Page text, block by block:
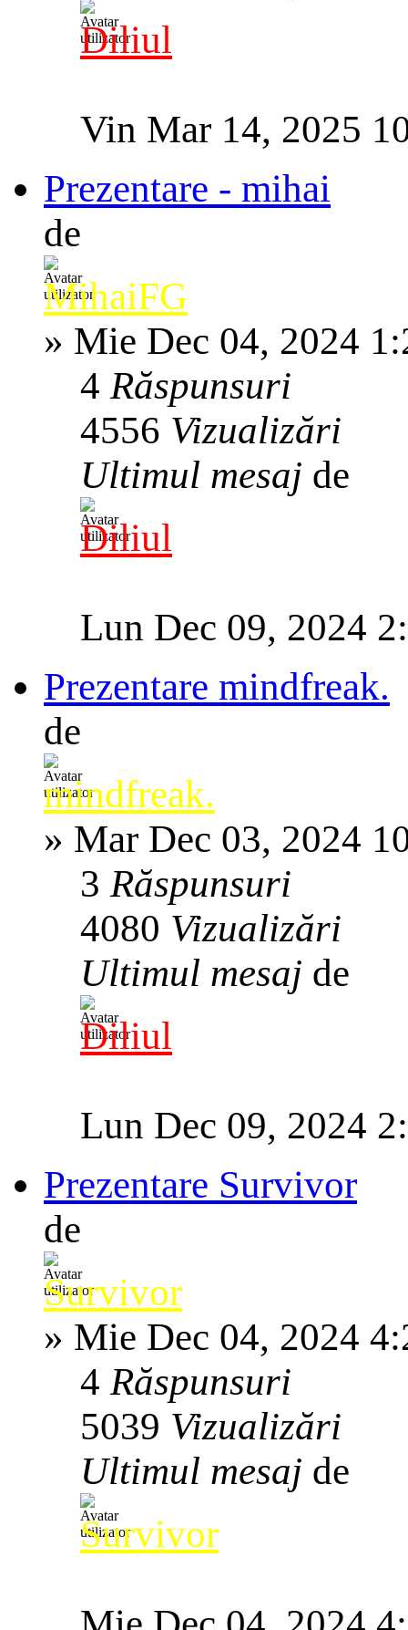
Diliul
Vin Mar 14, 2025
Prezentare - mihai
de
MihaiFG
» Mie Dec 04, 2024
4Răspunsuri
4556 Vizualizări
Ultimul mesaj de
Diliul
Lun Dec 09, 2024
Prezentare mindfreak.
de
mindfreak.
» Mar Dec 03, 2024
3Răspunsuri
4080 Vizualizări
Ultimul mesaj de
Diliul
Lun Dec 09, 2024
Prezentare Survivor
de
Survivor
» Mie Dec 04, 2024
4Răspunsuri
5039 Vizualizări
Ultimul mesaj de
Survivor